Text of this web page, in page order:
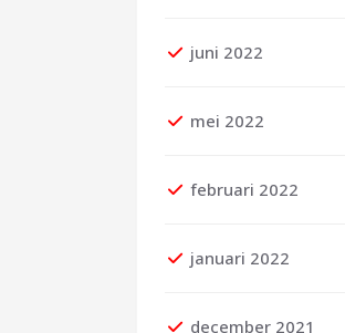
juni 2022
mei 2022
februari 2022
januari 2022
december 2021